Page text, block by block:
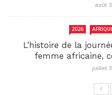
août
2026
L’histoire de la
femme africaine,
juillet